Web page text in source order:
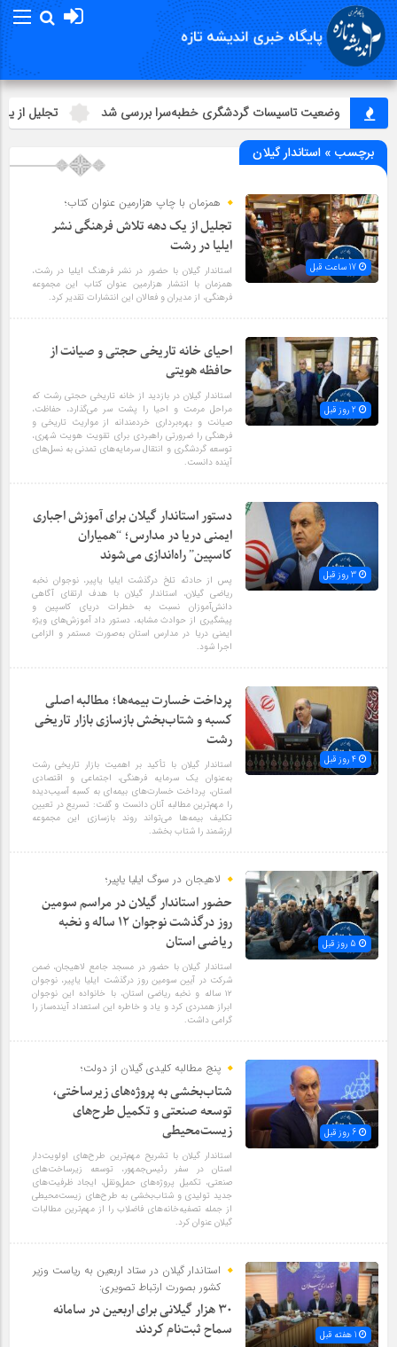
وضعیت تاسیسات گردشگری خطبه‌سرا بررسی شد تجلیل از یک
برچسب » استاندار گیلان
همزمان با چاپ هزارمین عنوان کتاب؛
تجلیل از یک دهه تلاش فرهنگی نشر
ایلیا در رشت
استاندار گیلان با حضور در نشر فرهنگ ایلیا در رشت،
همزمان با انتشار هزارمین عنوان کتاب این مجموعه
فرهنگی، از مدیران و فعالان این انتشارات تقدیر کرد.
احیای خانه تاریخی حجتی و صیانت از
حافظه هویتی
استاندار گیلان در بازدید از خانه تاریخی حجتی رشت که
مراحل مرمت و احیا را پشت سر می‌گذارد، حفاظت،
صیانت و بهره‌برداری خردمندانه از مواریث تاریخی و
فرهنگی را ضرورتی راهبردی برای تقویت هویت شهری،
توسعه گردشگری و انتقال سرمایه‌های تمدنی به نسل‌های
آینده دانست.
دستور استاندار گیلان برای آموزش اجباری
ایمنی دریا در مدارس؛ “همیاران
کاسپین” راه‌اندازی می‌شوند
پس از حادثه تلخ درگذشت ایلیا یاپیر، نوجوان نخبه
ریاضی گیلان، استاندار گیلان با هدف ارتقای آگاهی
دانش‌آموزان نسبت به خطرات دریای کاسپین و
پیشگیری از حوادث مشابه، دستور داد آموزش‌های ویژه
ایمنی دریا در مدارس استان به‌صورت مستمر و الزامی
اجرا شود.
پرداخت خسارت بیمه‌ها؛ مطالبه اصلی
کسبه و شتاب‌بخش بازسازی بازار تاریخی
رشت
استاندار گیلان با تأکید بر اهمیت بازار تاریخی رشت
به‌عنوان یک سرمایه فرهنگی، اجتماعی و اقتصادی
استان، پرداخت خسارت‌های بیمه‌ای به کسبه آسیب‌دیده
را مهم‌ترین مطالبه آنان دانست و گفت: تسریع در تعیین
تکلیف بیمه‌ها می‌تواند روند بازسازی این مجموعه
ارزشمند را شتاب بخشد.
لاهیجان در سوگ ایلیا یاپیر؛
حضور استاندار گیلان در مراسم سومین
روز درگذشت نوجوان ۱۲ ساله و نخبه
ریاضی استان
استاندار گیلان با حضور در مسجد جامع لاهیجان، ضمن
شرکت در آیین سومین روز درگذشت ایلیا یاپیر، نوجوان
۱۲ ساله و نخبه ریاضی استان، با خانواده این نوجوان
ابراز همدردی کرد و یاد و خاطره این استعداد آینده‌ساز را
گرامی داشت.
پنج مطالبه کلیدی گیلان از دولت؛
شتاب‌بخشی به پروژه‌های زیرساختی،
توسعه صنعتی و تکمیل طرح‌های
زیست‌محیطی
استاندار گیلان با تشریح مهم‌ترین طرح‌های اولویت‌دار
استان در سفر رئیس‌جمهور، توسعه زیرساخت‌های
صنعتی، تکمیل پروژه‌های حمل‌ونقل، ایجاد ظرفیت‌های
جدید تولیدی و شتاب‌بخشی به طرح‌های زیست‌محیطی
از جمله تصفیه‌خانه‌های فاضلاب را از مهم‌ترین مطالبات
گیلان عنوان کرد.
استاندار گیلان در ستاد اربعین به ریاست وزیر
کشور بصورت ارتباط تصویری:
۳۰ هزار گیلانی برای اربعین در سامانه
سماح ثبت‌نام کردند